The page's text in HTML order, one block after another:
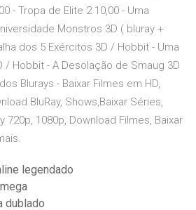
- Tropa de Elite 2 10,00 - Uma
Monstros 3D ( bluray +
dos 5 Exércitos 3D / Hobbit - Uma
/ Hobbit - A Desolação de Smaug 3D
Blurays - Baixar Filmes em HD,
BluRay, Shows,Baixar Séries,
720p, 1080p, Download Filmes, Baixar
legendado
dublado